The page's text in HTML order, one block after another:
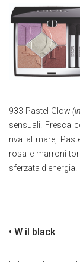
933 Pastel Glow
sensuali. Fresca
riva al mare,
rosa e marroni-
sferzata d’energia.
• W il black